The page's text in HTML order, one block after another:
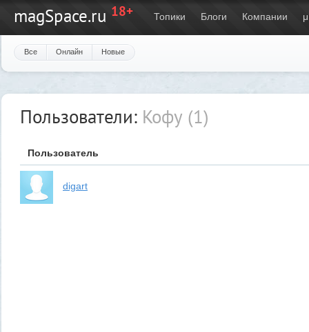
magSpace.ru 18+ Топики Блоги Компании μ
Все Онлайн Новые
Пользователи: Кофу (1)
Пользователь
digart